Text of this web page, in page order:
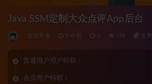
Java SSM定制大众点评App后台
后端开发 3 年前 0 188 免费
普通用户用户特权：
会员用户特权：